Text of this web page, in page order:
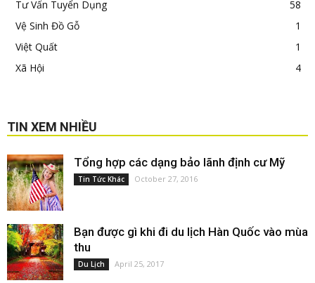
Tư Vấn Tuyển Dụng
58
Vệ Sinh Đồ Gỗ
1
Việt Quất
1
Xã Hội
4
TIN XEM NHIỀU
Tổng hợp các dạng bảo lãnh định cư Mỹ
Tin Tức Khác October 27, 2016
Bạn được gì khi đi du lịch Hàn Quốc vào mùa
thu
Du Lịch April 25, 2017